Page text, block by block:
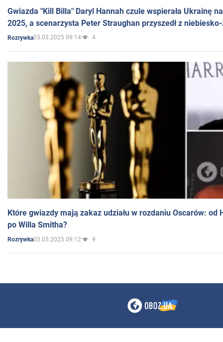
Gwiazda "Kill Billa" Daryl Hannah czule wspierała Ukrainę
2025, a scenarzysta Peter Straughan przyszedł z
Rozrywka03.03.2025 09:14 4
Które gwiazdy mają zakaz udziału w rozdaniu Oscarów: od
po Willa Smitha?
Rozrywka03.03.2025 09:12 9